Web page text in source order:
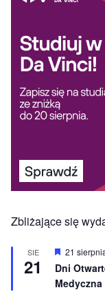
Zbliżające się
SIE
21
W
r
ó
21
Dni